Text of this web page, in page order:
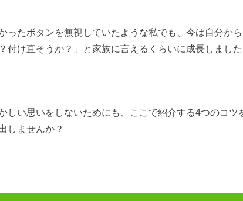
ったボタンを無視していたような私でも、今は自分か
付け直そうか？」と家族に言えるくらいに成長しました
しい思いをしないためにも、ここで紹介する4つのコ
しませんか？